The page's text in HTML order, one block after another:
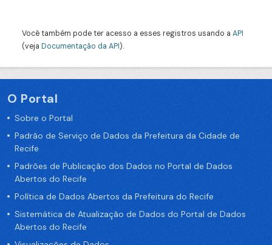
Você também pode ter acesso a esses registros usando a API
(veja Documentação da API).
O Portal
Sobre o Portal
Padrão de Serviço de Dados da Prefeitura da Cidade de
Recife
Padrões de Publicação dos Dados no Portal de Dados
Abertos do Recife
Política de Dados Abertos da Prefeitura do Recife
Sistemática de Atualização de Dados do Portal de Dados
Abertos do Recife